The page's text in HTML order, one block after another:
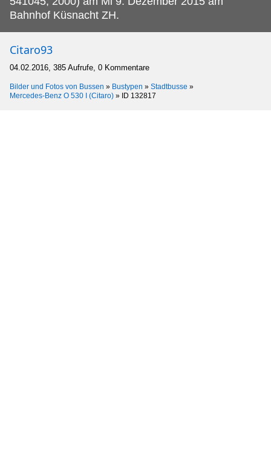
Bahnhof Küsnacht ZH.
Citaro93
04.02.2016, 385 Aufrufe, 0 Kommentare
Bilder und Fotos von Bussen » Bustypen » Stadtbusse »
Mercedes-Benz O 530 I (Citaro) » ID 132817